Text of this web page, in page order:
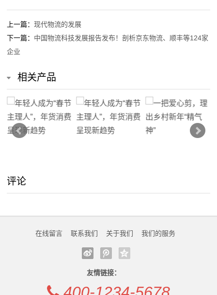
上一篇： 现代物流的发展
下一篇： 中国物流科技发展报告发布！剖析京东物流、顺丰等124家
企业
相关产品
评论
在线留言 联系我们 关于我们 我们的服务
友情链接：